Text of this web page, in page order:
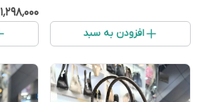
افزودن به سبد
۱٬۲۹۸٬۰۰۰